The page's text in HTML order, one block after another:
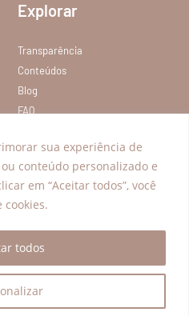
sua experiência de
conteúdo personalizado e
em “Aceitar todos”, você
cookies.
todos
Explorar
Transparência
Conteúdos
Blog
FAQ
Termos de Serviço
– Instituto Nelson Wilians